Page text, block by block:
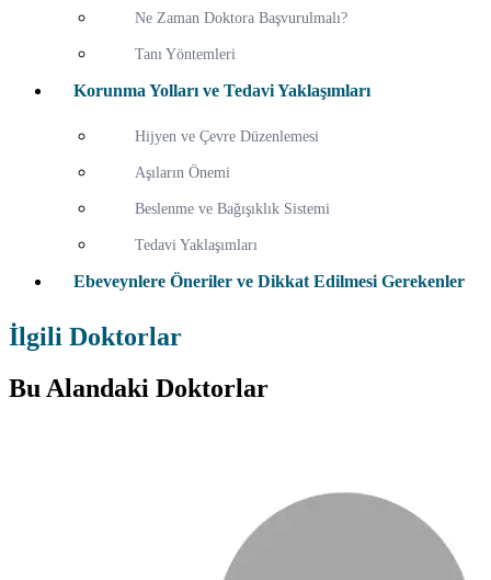
Ne Zaman Doktora Başvurulmalı?
Tanı Yöntemleri
Korunma Yolları ve Tedavi Yaklaşımları
Hijyen ve Çevre Düzenlemesi
Aşıların Önemi
Beslenme ve Bağışıklık Sistemi
Tedavi Yaklaşımları
Ebeveynlere Öneriler ve Dikkat Edilmesi Gerekenler
İlgili Doktorlar
Bu Alandaki Doktorlar